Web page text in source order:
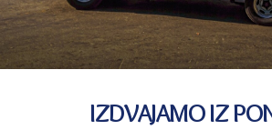
IZDVAJAMO IZ